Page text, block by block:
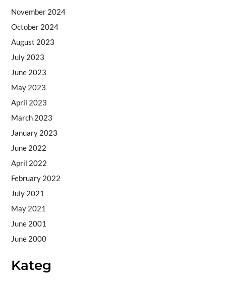
November 2024
October 2024
August 2023
July 2023
June 2023
May 2023
April 2023
March 2023
January 2023
June 2022
April 2022
February 2022
July 2021
May 2021
June 2001
June 2000
Kateg